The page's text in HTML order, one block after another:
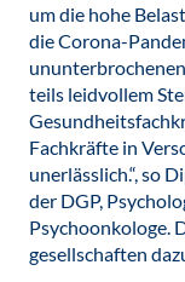
um die hohe
die Corona-
teils leidvollem
Fachkräfte in
unerlässlich.“, so
der DGP,
Psychoonkologe.
gesellschaften